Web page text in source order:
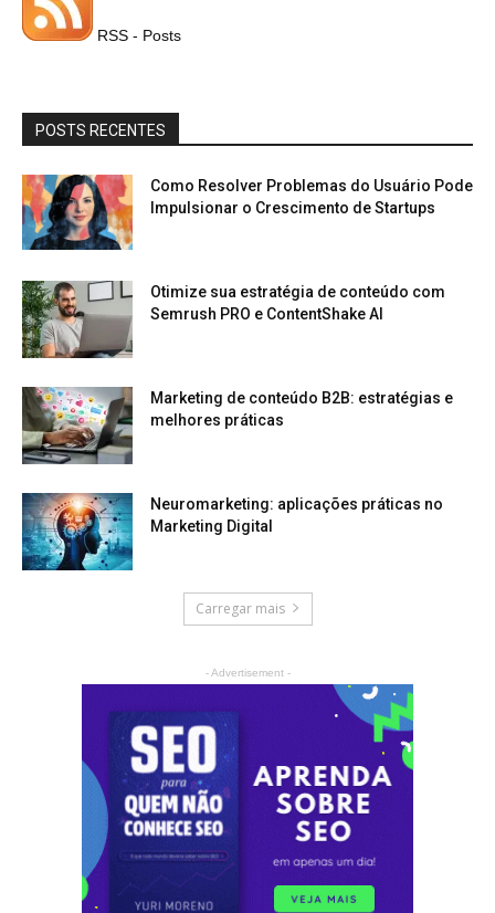
RSS - Posts
POSTS RECENTES
Como Resolver Problemas do Usuário Pode
Impulsionar o Crescimento de Startups
Otimize sua estratégia de conteúdo com
Semrush PRO e ContentShake AI
Marketing de conteúdo B2B: estratégias e
melhores práticas
Neuromarketing: aplicações práticas no
Marketing Digital
Carregar mais
- Advertisement -